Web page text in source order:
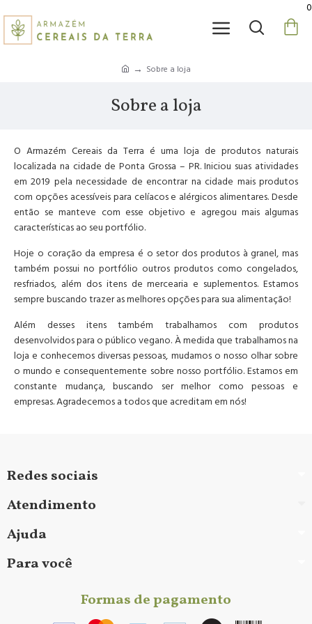
0
Sobre a loja
Sobre a loja
O Armazém Cereais da Terra é uma loja de produtos naturais
localizada na cidade de Ponta Grossa – PR. Iniciou suas atividades
em 2019 pela necessidade de encontrar na cidade mais produtos
com opções acessíveis para celíacos e alérgicos alimentares. Desde
então se manteve com esse objetivo e agregou mais algumas
características ao seu portfólio.
Hoje o coração da empresa é o setor dos produtos à granel, mas
também possui no portfólio outros produtos como congelados,
resfriados, além dos itens de mercearia e suplementos. Estamos
sempre buscando trazer as melhores opções para sua alimentação!
Além desses itens também trabalhamos com produtos
desenvolvidos para o público vegano. À medida que trabalhamos na
loja e conhecemos diversas pessoas, mudamos o nosso olhar sobre
o mundo e consequentemente sobre nosso portfólio. Estamos em
constante mudança, buscando ser melhor como pessoas e
empresas. Agradecemos a todos que acreditam em nós!
Redes sociais
Atendimento
Ajuda
Para você
Formas de pagamento